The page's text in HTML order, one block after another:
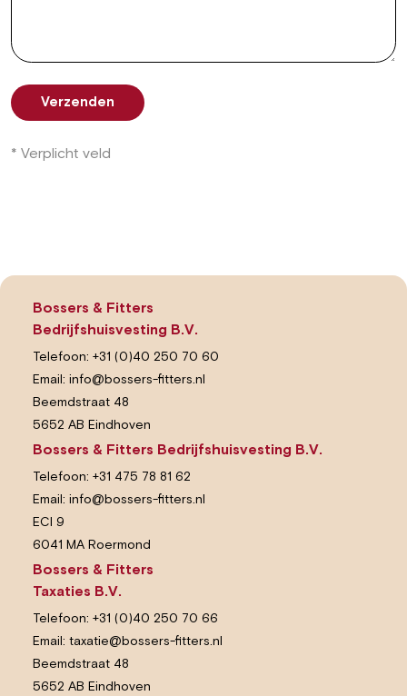
Verzenden
* Verplicht veld
Bossers & Fitters
Bedrijfshuisvesting B.V.
Telefoon: +31 (0)40 250 70 60
Email: info@bossers-fitters.nl
Beemdstraat 48
5652 AB Eindhoven
Bossers & Fitters Bedrijfshuisvesting B.V.
Telefoon: +31 475 78 81 62
Email: info@bossers-fitters.nl
ECI 9
6041 MA Roermond
Bossers & Fitters
Taxaties B.V.
Telefoon: +31 (0)40 250 70 66
Email: taxatie@bossers-fitters.nl
Beemdstraat 48
5652 AB Eindhoven